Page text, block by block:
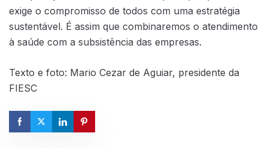
exige o compromisso de todos com uma estratégia
sustentável. É assim que combinaremos o atendimento
à saúde com a subsistência das empresas.
Texto e foto: Mario Cezar de Aguiar, presidente da
FIESC